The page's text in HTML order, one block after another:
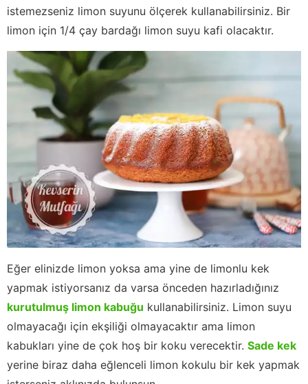
istemezseniz limon suyunu ölçerek kullanabilirsiniz. Bir
limon için 1/4 çay bardağı limon suyu kafi olacaktır.
Eğer elinizde limon yoksa ama yine de limonlu kek
yapmak istiyorsanız da varsa önceden hazırladığınız
kurutulmuş limon kabuğu kullanabilirsiniz. Limon suyu
olmayacağı için ekşiliği olmayacaktır ama limon
kabukları yine de çok hoş bir koku verecektir. Sade kek
yerine biraz daha eğlenceli limon kokulu bir kek yapmak